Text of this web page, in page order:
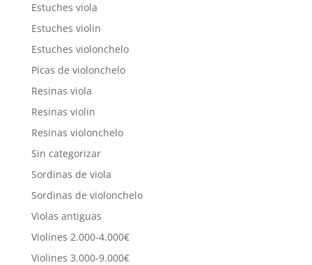
Estuches viola
Estuches violin
Estuches violonchelo
Picas de violonchelo
Resinas viola
Resinas violin
Resinas violonchelo
Sin categorizar
Sordinas de viola
Sordinas de violonchelo
Violas antiguas
Violines 2.000-4.000€
Violines 3.000-9.000€